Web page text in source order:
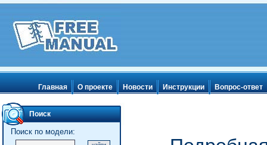
Главная О проекте Новости Инструкции Вопрос-ответ
Поиск
Поиск по модели: